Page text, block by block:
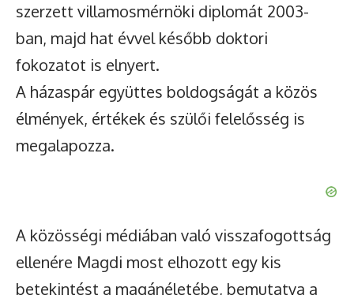
szerzett villamosmérnöki diplomát 2003-
ban, majd hat évvel később doktori
fokozatot is elnyert.
A házaspár együttes boldogságát a közös
élmények, értékek és szülői felelősség is
megalapozza.
A közösségi médiában való visszafogottság
ellenére Magdi most elhozott egy kis
betekintést a magánéletébe, bemutatva a